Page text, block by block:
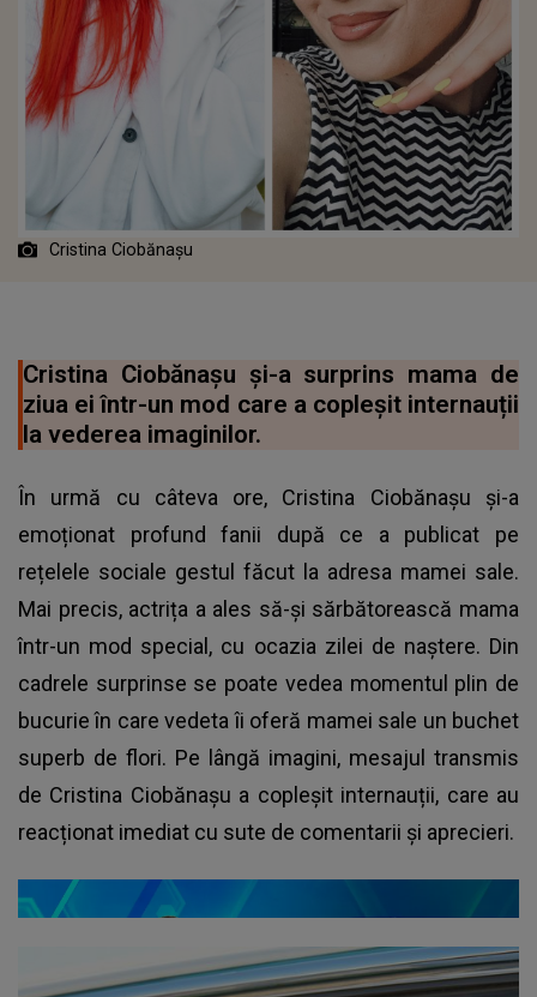
Cristina Ciobănașu
Cristina Ciobănașu și-a surprins mama de
ziua ei într-un mod care a copleșit internauții
la vederea imaginilor.
În urmă cu câteva ore, Cristina Ciobănașu și-a
emoționat profund fanii după ce a publicat pe
rețelele sociale gestul făcut la adresa mamei sale.
Mai precis, actrița a ales să-și sărbătorească mama
într-un mod special, cu ocazia zilei de naștere. Din
cadrele surprinse se poate vedea momentul plin de
bucurie în care vedeta îi oferă mamei sale un buchet
superb de flori. Pe lângă imagini, mesajul transmis
de Cristina Ciobănașu a copleșit internauții, care au
reacționat imediat cu sute de comentarii și aprecieri.